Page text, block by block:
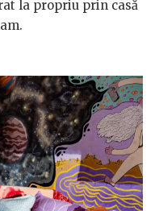
la propriu prin casă